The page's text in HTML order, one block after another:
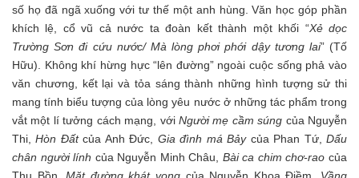
số họ đã ngã xuống với tư thế một anh hùng. Văn học góp phần
khích lệ, cổ vũ cả nước ta đoàn kết thành một khối “Xẻ dọc
Trường Sơn đi cứu nước/ Mà lòng phơi phới dậy tương lai” (Tố
Hữu). Không khí hừng hực “lên đường” ngoài cuộc sống phả vào
văn chương, kết lại và tỏa sáng thành những hình tượng sử thi
mang tính biểu tượng của lòng yêu nước ở những tác phẩm trong
vắt một lí tưởng cách mạng, với Người mẹ cầm súng của Nguyễn
Thi,Hòn Đấtcủa Anh Đức, Gia đình má Bảycủa Phan Tứ,Dấu
chân người lính của Nguyễn Minh Châu, Bài ca chim chơ-rao của